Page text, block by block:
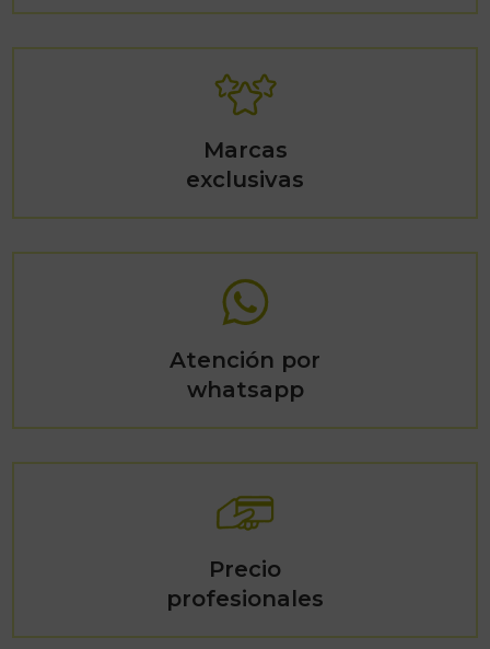
Marcas
exclusivas
Atención por
whatsapp
Precio
profesionales